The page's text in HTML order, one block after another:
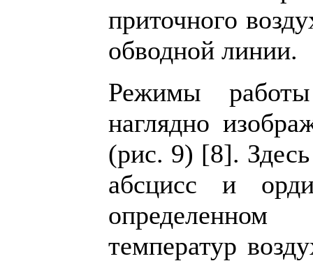
приточного
обводной линии.
Режимы
наглядно
(рис. 9) [8].
абсцисс и
температур